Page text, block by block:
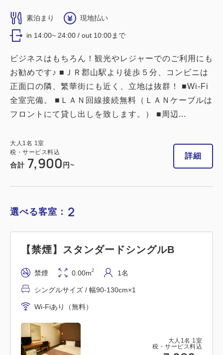
大人1名1室
税・サービス料込
8,800
【喫煙】スタンダードシングルB
喫煙 0.00m2 1名
シングルサイズ / 幅90-130cm×1
Wi-Fiあり（無料）
素泊まり 現地払い
in 14:00~ 24:00 / out 10:00まで
ビジネスはもちろん！観光やレジャーでのご利用にも
お勧めです♪ ■ＪＲ郡山駅より徒歩５分、コンビニは
正面口の隣、繁華街にも近く、立地は抜群！ ■Wi-Fi
全室完備。 ■ＬＡＮ回線接続無料（ＬＡＮケーブルは
フロントにて貸し出しを致します。） ■周辺...
大人 1名 1室
税・サービス料込
合計 7,900 円~
詳細
選べる客室： 2
大人 1名 1室
税・サービス料込
【禁煙】スタンダードシングルB
禁煙 0.00m2 1名
シングルサイズ / 幅90-130cm×1
Wi-Fiあり（無料）